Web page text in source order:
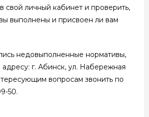
свой личный кабинет и проверить,
выполнены и присвоен ли вам
недовыполненные нормативы,
г. Абинск, ул. Набережная
вопросам звонить по
50.